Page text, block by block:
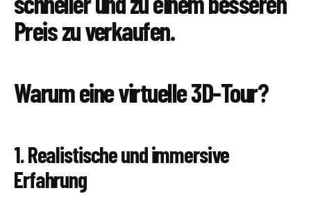
Preis zu verkaufen.
Warum eine virtuelle 3D-Tour?
1. Realistische und immersive
Erfahrung